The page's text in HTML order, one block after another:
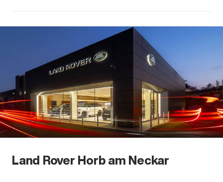
Land Rover Horb am Neckar